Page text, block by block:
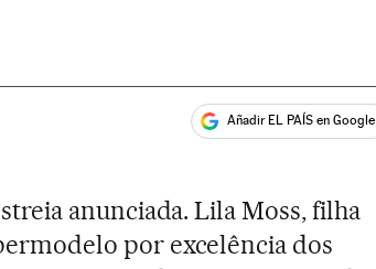
Añadir EL PAÍS en Google
anunciada. Lila Moss, filha
por excelência dos